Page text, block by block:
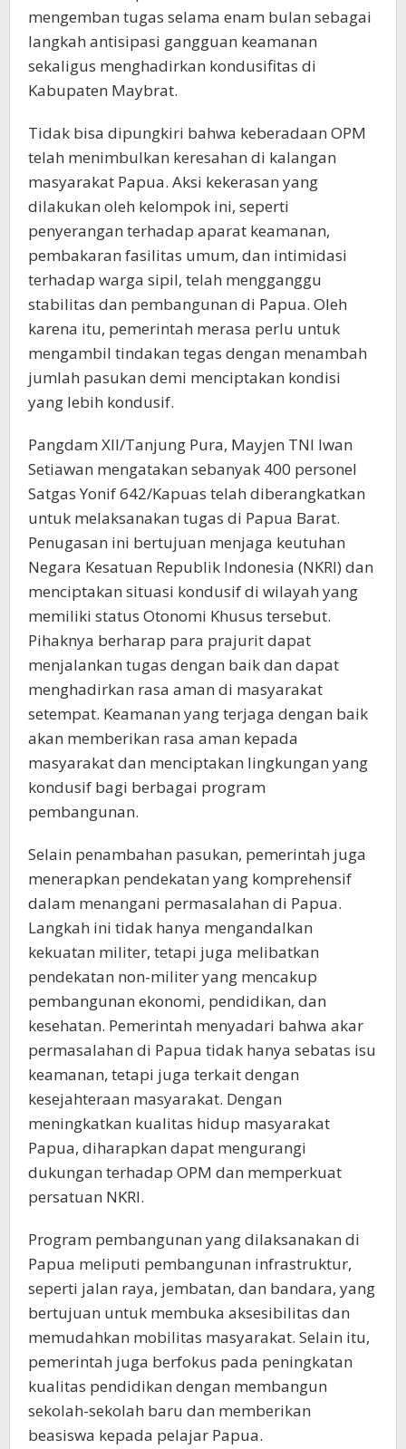
mengemban tugas selama enam bulan sebagai
langkah antisipasi gangguan keamanan
sekaligus menghadirkan kondusifitas di
Kabupaten Maybrat.
Tidak bisa dipungkiri bahwa keberadaan OPM
telah menimbulkan keresahan di kalangan
masyarakat Papua. Aksi kekerasan yang
dilakukan oleh kelompok ini, seperti
penyerangan terhadap aparat keamanan,
pembakaran fasilitas umum, dan intimidasi
terhadap warga sipil, telah mengganggu
stabilitas dan pembangunan di Papua. Oleh
karena itu, pemerintah merasa perlu untuk
mengambil tindakan tegas dengan menambah
jumlah pasukan demi menciptakan kondisi
yang lebih kondusif.
Pangdam XII/Tanjung Pura, Mayjen TNI Iwan
Setiawan mengatakan sebanyak 400 personel
Satgas Yonif 642/Kapuas telah diberangkatkan
untuk melaksanakan tugas di Papua Barat.
Penugasan ini bertujuan menjaga keutuhan
Negara Kesatuan Republik Indonesia (NKRI) dan
menciptakan situasi kondusif di wilayah yang
memiliki status Otonomi Khusus tersebut.
Pihaknya berharap para prajurit dapat
menjalankan tugas dengan baik dan dapat
menghadirkan rasa aman di masyarakat
setempat. Keamanan yang terjaga dengan baik
akan memberikan rasa aman kepada
masyarakat dan menciptakan lingkungan yang
kondusif bagi berbagai program
pembangunan.
Selain penambahan pasukan, pemerintah juga
menerapkan pendekatan yang komprehensif
dalam menangani permasalahan di Papua.
Langkah ini tidak hanya mengandalkan
kekuatan militer, tetapi juga melibatkan
pendekatan non-militer yang mencakup
pembangunan ekonomi, pendidikan, dan
kesehatan. Pemerintah menyadari bahwa akar
permasalahan di Papua tidak hanya sebatas isu
keamanan, tetapi juga terkait dengan
kesejahteraan masyarakat. Dengan
meningkatkan kualitas hidup masyarakat
Papua, diharapkan dapat mengurangi
dukungan terhadap OPM dan memperkuat
persatuan NKRI.
Program pembangunan yang dilaksanakan di
Papua meliputi pembangunan infrastruktur,
seperti jalan raya, jembatan, dan bandara, yang
bertujuan untuk membuka aksesibilitas dan
memudahkan mobilitas masyarakat. Selain itu,
pemerintah juga berfokus pada peningkatan
kualitas pendidikan dengan membangun
sekolah-sekolah baru dan memberikan
beasiswa kepada pelajar Papua.